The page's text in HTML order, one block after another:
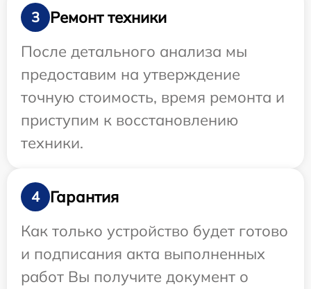
3
Ремонт техники
После детального анализа мы
предоставим на утверждение
точную стоимость, время ремонта и
приступим к восстановлению
техники.
4
Гарантия
Как только устройство будет готово
и подписания акта выполненных
работ Вы получите документ о